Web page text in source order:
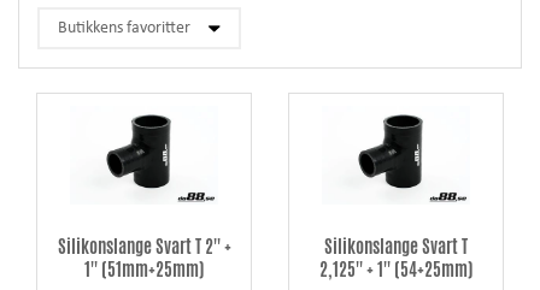
Silikonslange Svart T 2'' +
1'' (51mm+25mm)
Silikonslange Svart T
2,125'' + 1'' (54+25mm)